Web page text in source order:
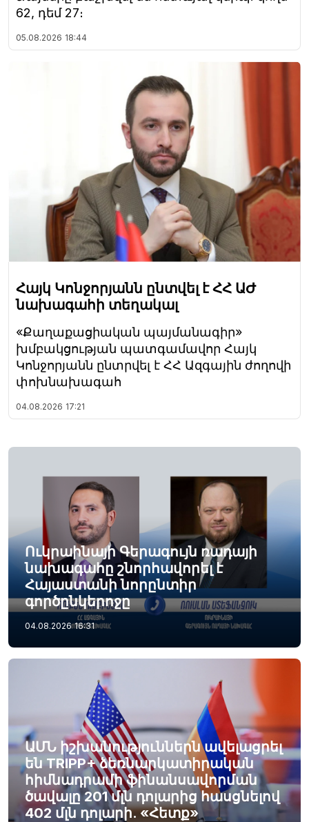
62, դեմ 27։
05.08.2026 18:44
Հայկ Կոնջորյանն ընտվել է ՀՀ ԱԺ
նախագահի տեղակալ
«Քաղաքացիական պայմանագիր»
խմբակցության պատգամավոր Հայկ
Կոնջորյանն ընտրվել է ՀՀ Ազգային ժողովի
փոխնախագահ
04.08.2026 17:21
Ուկրաինայի Գերագույն ռադայի
նախագահը շնորհավորել է
Հայաստանի նորընտիր
գործընկերոջը
04.08.2026 16:31
ԱՄՆ իշխանություններն ավելացրել
են TRIPP+ ձեռնարկատիրական
հիմնադրամի ֆինանսավորման
ծավալը 201 մլն դոլարից հասցնելով
402 մլն դոլարի. «Հետք»